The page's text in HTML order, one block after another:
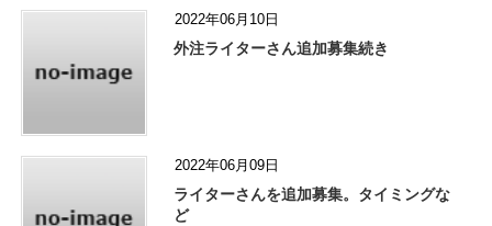
2022年06月10日
外注ライターさん追加募集続き
2022年06月09日
ライターさんを追加募集。タイミングな
ど